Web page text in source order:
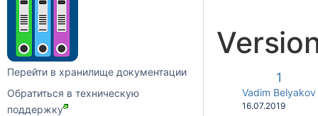
Перейти в хранилище документации
Обратиться в техническую
поддержку
Old
1
Vadim Belyakov
Saved
16.07.2019